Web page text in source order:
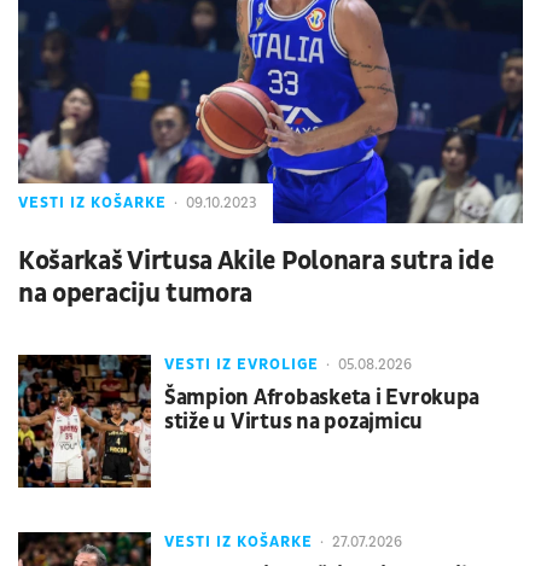
VESTI IZ KOŠARKE 09.10.2023
Košarkaš Virtusa Akile Polonara sutra ide
na operaciju tumora
VESTI IZ EVROLIGE 05.08.2026
Šampion Afrobasketa i Evrokupa
stiže u Virtus na pozajmicu
VESTI IZ KOŠARKE 27.07.2026